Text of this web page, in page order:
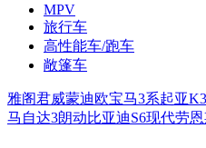
MPV
旅行车
高性能车/跑车
敞篷车
雅阁君威蒙迪欧宝马3系起亚K3
马自达3朗动比亚迪S6现代劳